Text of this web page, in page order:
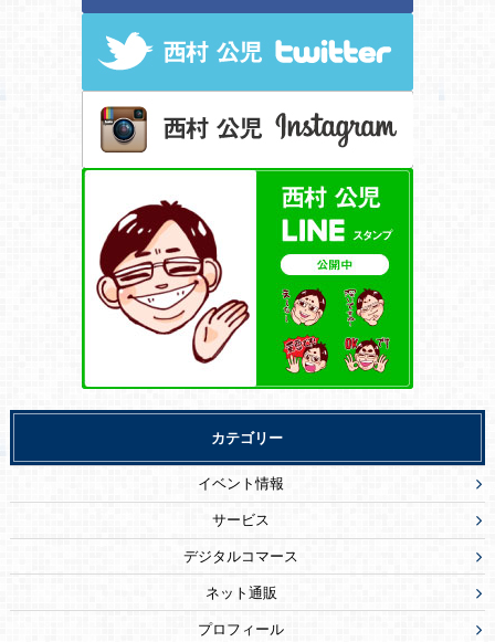
カテゴリー
イベント情報
サービス
デジタルコマース
ネット通販
プロフィール